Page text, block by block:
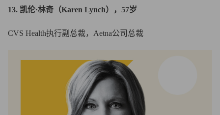
13. 凯伦·林奇（Karen Lynch），57岁
CVS Health执行副总裁，Aetna公司总裁